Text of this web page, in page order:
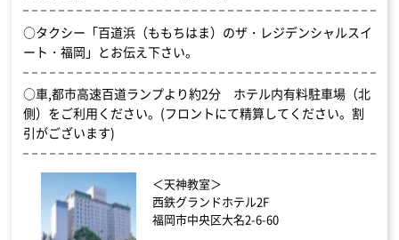
○タクシー「百道浜（ももちはま）のザ・レジデンシャルスイ
ート・福岡」とお伝え下さい。
○車,都市高速百道ランプより約2分 ホテル内有料駐車場（北
側）をご利用ください。(フロントにて精算してください。割
引がございます)
＜天神教室＞
西鉄グランドホテル2F
福岡市中央区大名2-6-60